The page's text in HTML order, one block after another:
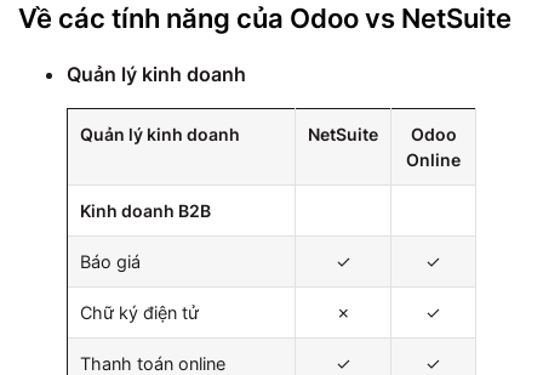
Về các tính năng của Odoo vs NetSuite
Quản lý kinh doanh
Quản lý kinh doanh NetSuite
Odoo
Online
Kinh doanh B2B
Báo giá ✓ ✓
Chữ ký điện tử ✗ ✓
Thanh toán online ✓ ✓